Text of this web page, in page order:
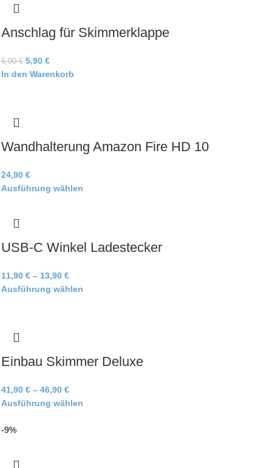
Anschlag für Skimmerklappe
6,90€ 5,90 €
In den Warenkorb
Wandhalterung Amazon Fire HD 10
24,90 €
Ausführung wählen
USB-C Winkel Ladestecker
11,90 € – 13,90 €
Ausführung wählen
Einbau Skimmer Deluxe
41,90 € – 46,90 €
Ausführung wählen
-9%